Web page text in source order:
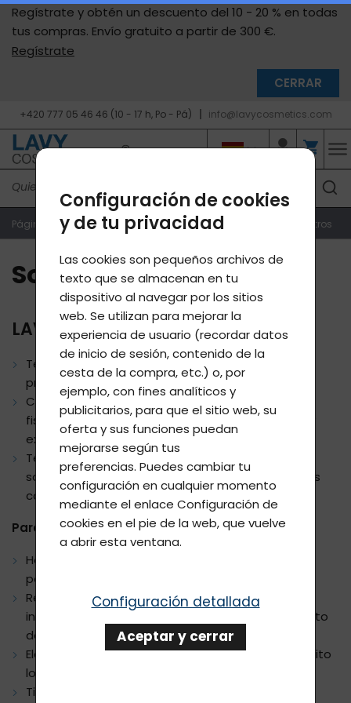
Regístrate y obtén un descuento del 10 - 20 % en todas
tus compras. Envío gratuito a partir de 300 €.
Regístrate
CERRAR
+420 777 05 46 46 (10 - 17 h, Po - Pá) info@lavycosmetics.com
Página de inicio Sobre nosotros y los productos Sobre nosotros
Sobre nosotros
LAVYcosmetics.com
Tenemos 12 años de experiencia con el uso de
productos Lavylites.
Colaboramos con varias decenas de médicos,
fisioterapeutas, salones de belleza, veterinarios y
expertos de otros campos.
Tenemos varios miles de clientes, suscriptores,
socios y colaboradores, de los cuales recopilamos
continuamente experiencias y referencias.
Para usuarios registrados:
Hemos recopilado para ti cientos de referencias
positivas.
Recopilamos y transmitimos constantemente
información y experiencias sobre el funcionamiento
de los productos Lavylites.
Elaboramos para ti guías sobre cómo usar con éxito
los productos Lavylites.
Tienes a tu disposición la Lista de dolencias con
Configuración de cookies
y de tu privacidad
Las cookies son pequeños archivos de
texto que se almacenan en tu
dispositivo al navegar por los sitios
web. Se utilizan para mejorar la
experiencia de usuario (recordar datos
de inicio de sesión, contenido de la
cesta de la compra, etc.) o, por
ejemplo, con fines analíticos y
publicitarios, para que el sitio web, su
oferta y sus funciones puedan
mejorarse según tus
preferencias. Puedes cambiar tu
configuración en cualquier momento
mediante el enlace Configuración de
cookies en el pie de la web, que vuelve
a abrir esta ventana.
Configuración detallada
Aceptar y cerrar